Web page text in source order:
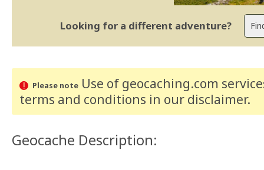
Looking for a different adventure?
Please noteUse of geocaching.com
terms and conditions in our disclaimer.
Geocache Description: